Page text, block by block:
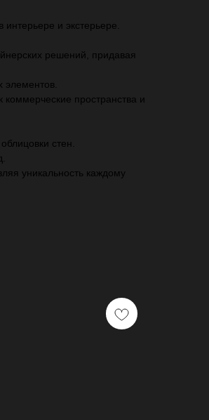
и экстерьере.
решений, придавая
пространства и
стен.
уникальность каждому